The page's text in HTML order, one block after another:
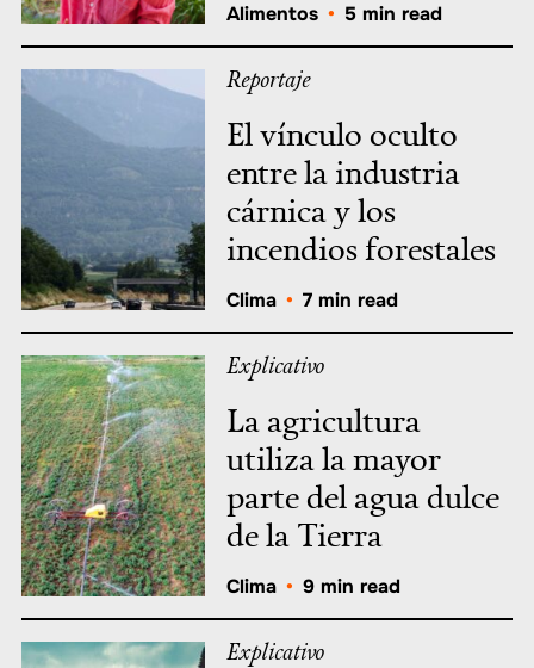
Alimentos • 5 min read
Reportaje
El vínculo oculto
entre la industria
cárnica y los
incendios forestales
Clima • 7 min read
Explicativo
La agricultura
utiliza la mayor
parte del agua dulce
de la Tierra
Clima • 9 min read
Explicativo